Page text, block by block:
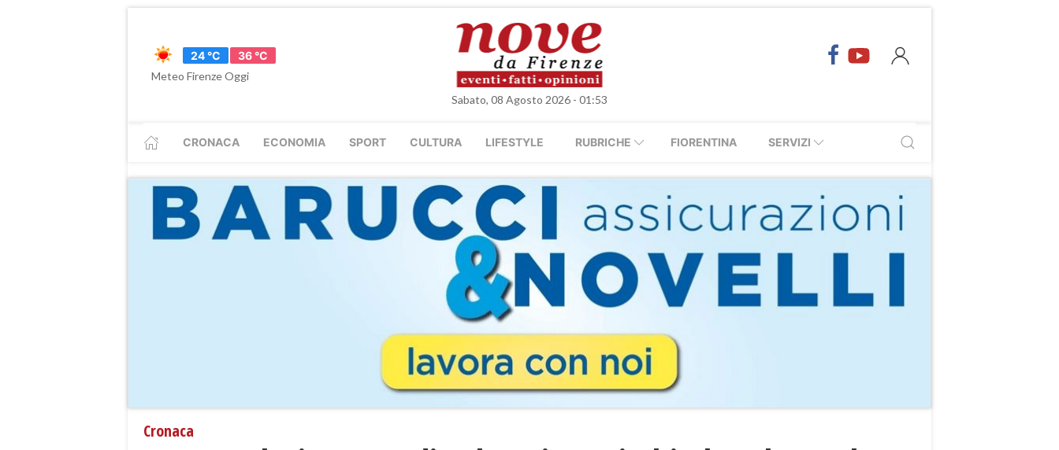
24 °C
36 °C
Meteo Firenze Oggi
Sabato, 08 Agosto 2026 - 01:53
CRONACA ECONOMIA SPORT CULTURA LIFESTYLE RUBRICHE FIORENTINA SERVIZI
Cronaca